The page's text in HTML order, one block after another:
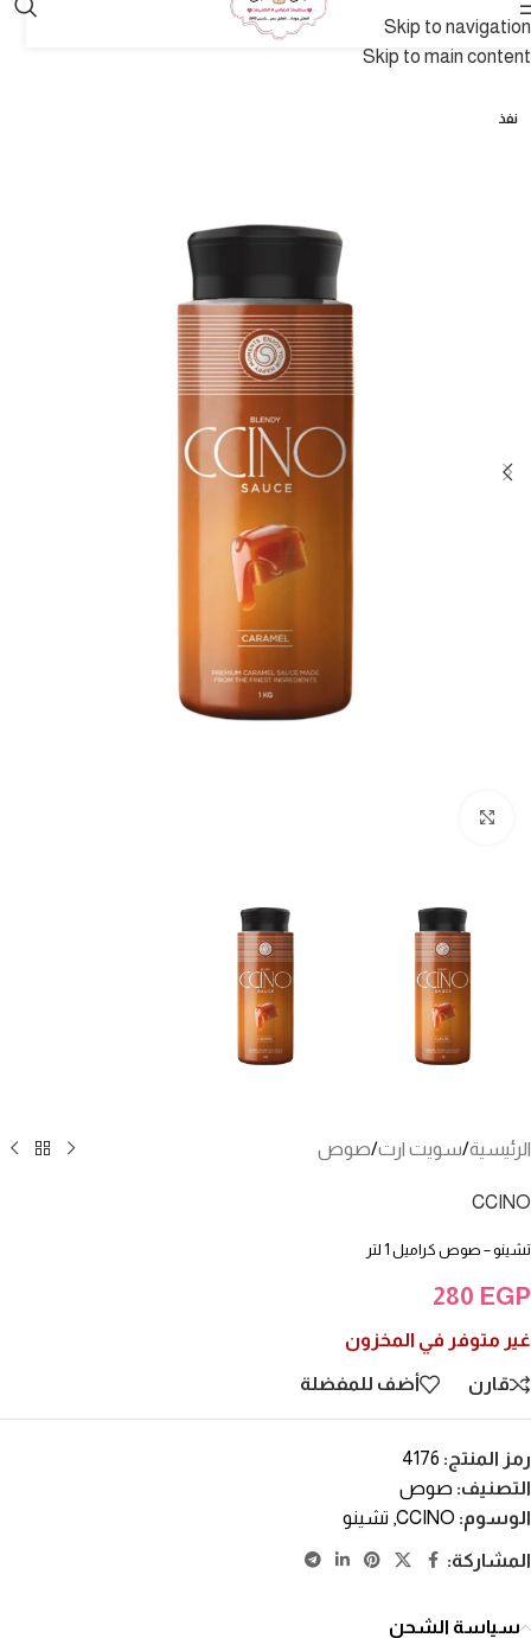
Skip to navigation
Skip to main content
نفذ
الرئيسية/سويت ارت/صوص
CCINO
تشينو – صوص كراميل 1 لتر
280 EGP
غير متوفر في المخزون
قارن أضف للمفضلة
رمز المنتج: 4176
التصنيف: صوص
الوسوم: CCINO
, تشينو
المشاركة:
سياسة الشحن